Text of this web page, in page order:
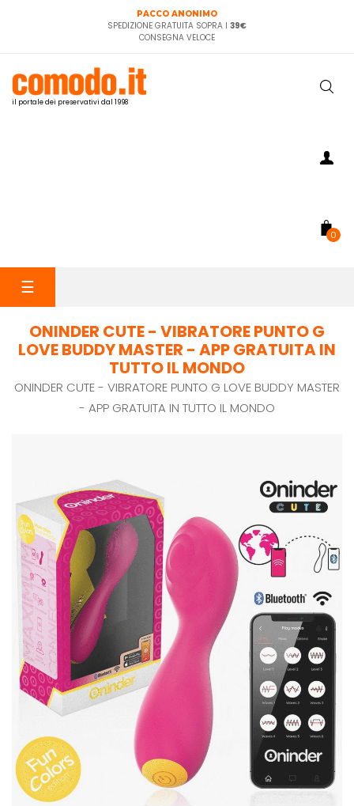
PACCO ANONIMO
SPEDIZIONE GRATUITA SOPRA I 39€
CONSEGNA VELOCE
il portale dei preservativi dal 1998
0
navigazione
☰
ONINDER CUTE - VIBRATORE PUNTO G
LOVE BUDDY MASTER - APP GRATUITA IN
TUTTO IL MONDO
ONINDER CUTE - VIBRATORE PUNTO G LOVE BUDDY MASTER
- APP GRATUITA IN TUTTO IL MONDO